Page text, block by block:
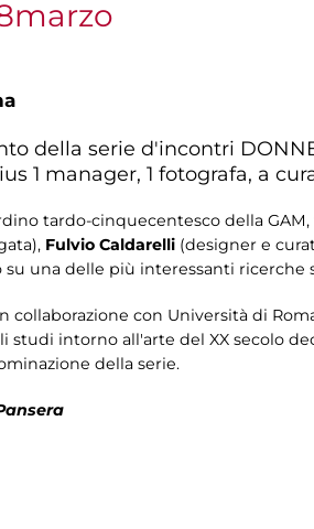
della serie d'incontri
1 manager, 1 fotografa, a
tardo-cinquecentesco della
Fulvio Caldarelli (designer e
su una delle più interessanti
con Università di
studi intorno all'arte del XX secolo
della serie.